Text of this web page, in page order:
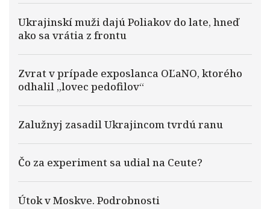
Ukrajinskí muži dajú Poliakov do late, hneď
ako sa vrátia z frontu
Zvrat v prípade exposlanca OĽaNO, ktorého
odhalil „lovec pedofilov“
Zalužnyj zasadil Ukrajincom tvrdú ranu
Čo za experiment sa udial na Ceute?
Útok v Moskve. Podrobnosti